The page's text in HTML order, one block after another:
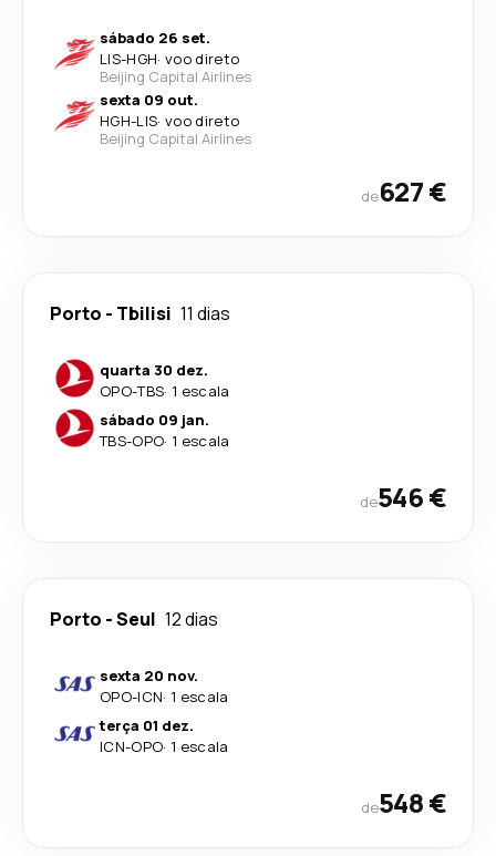
sábado 26 set.
LIS-HGH· voo direto
Beijing Capital Airlines
sexta 09 out.
HGH-LIS· voo direto
Beijing Capital Airlines
de627 €
Porto - Tbilisi 11 dias
quarta 30 dez.
OPO-TBS· 1 escala
sábado 09 jan.
TBS-OPO· 1 escala
de546 €
Porto -Seul 12 dias
sexta 20 nov.
OPO-ICN· 1 escala
terça 01 dez.
ICN-OPO· 1 escala
de548 €